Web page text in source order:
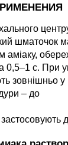
шматочок
аміаку,
0,5‒1 с. При
зовнішньо
‒ до